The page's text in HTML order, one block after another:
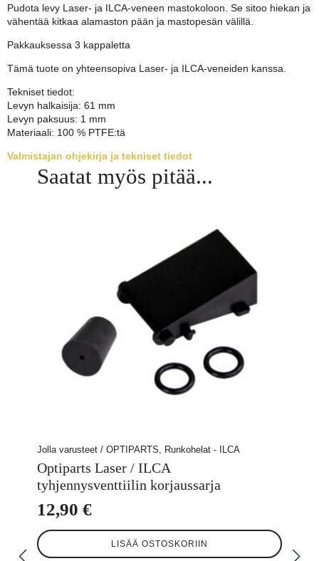
Pudota levy Laser- ja ILCA-veneen mastokoloon. Se sitoo hiekan ja
vähentää kitkaa alamaston pään ja mastopesän välillä.
Pakkauksessa 3 kappaletta
Tämä tuote on yhteensopiva Laser- ja ILCA-veneiden kanssa.
Tekniset tiedot:
Levyn halkaisija: 61 mm
Levyn paksuus: 1 mm
Materiaali: 100 % PTFE:tä
Valmistajan ohjekirja ja tekniset tiedot
Saatat myös pitää...
Jolla varusteet / OPTIPARTS, Runkohelat - ILCA
Optiparts Laser / ILCA
tyhjennysventtiilin korjaussarja
12,90 €
LISÄÄ OSTOSKORIIN